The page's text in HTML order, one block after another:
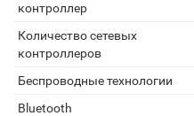
контроллер
Количество сетевых
контроллеров
Беспроводные технологии
Bluetooth